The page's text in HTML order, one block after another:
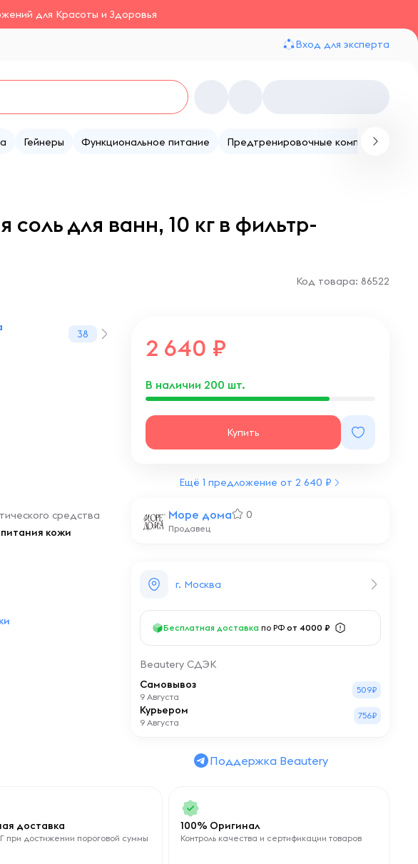
для Красоты и Здоровья
Вход для эксперта
Гейнеры Функциональное питание Предтренировочные комплексы
для ванн, 10 кг в фильтр-
Код товара: 86522
38
средства
кожи
Море дома 0
Продавец
2 640
В наличии 200 шт.
Купить
г. Москва
Бесплатная доставка по РФ от 4000 ₽
Beautery СДЭК
Самовывоз
9 Августа
509₽
Курьером
9 Августа
756₽
Ещё 1 предложение от 2 640 ₽
Поддержка Beautery
доставка
при достижении пороговой суммы
100% Оригинал
Контроль качества и сертификации товаров